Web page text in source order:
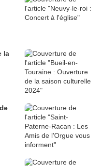
la